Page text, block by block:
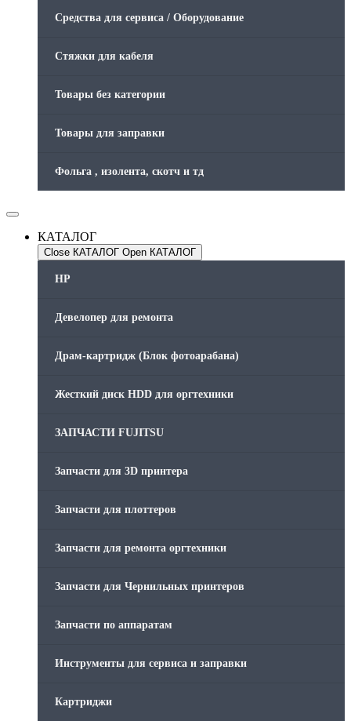
Средства для сервиса / Оборудование
Стяжки для кабеля
Товары без категории
Товары для заправки
Фольга , изолента, скотч и тд
КАТАЛОГ
Close КАТАЛОГ Open КАТАЛОГ
HP
Девелопер для ремонта
Драм-картридж (Блок фотоарабана)
Жесткий диск HDD для оргтехники
ЗАПЧАСТИ FUJITSU
Запчасти для 3D принтера
Запчасти для плоттеров
Запчасти для ремонта оргтехники
Запчасти для Чернильных принтеров
Запчасти по аппаратам
Инструменты для сервиса и заправки
Картриджи